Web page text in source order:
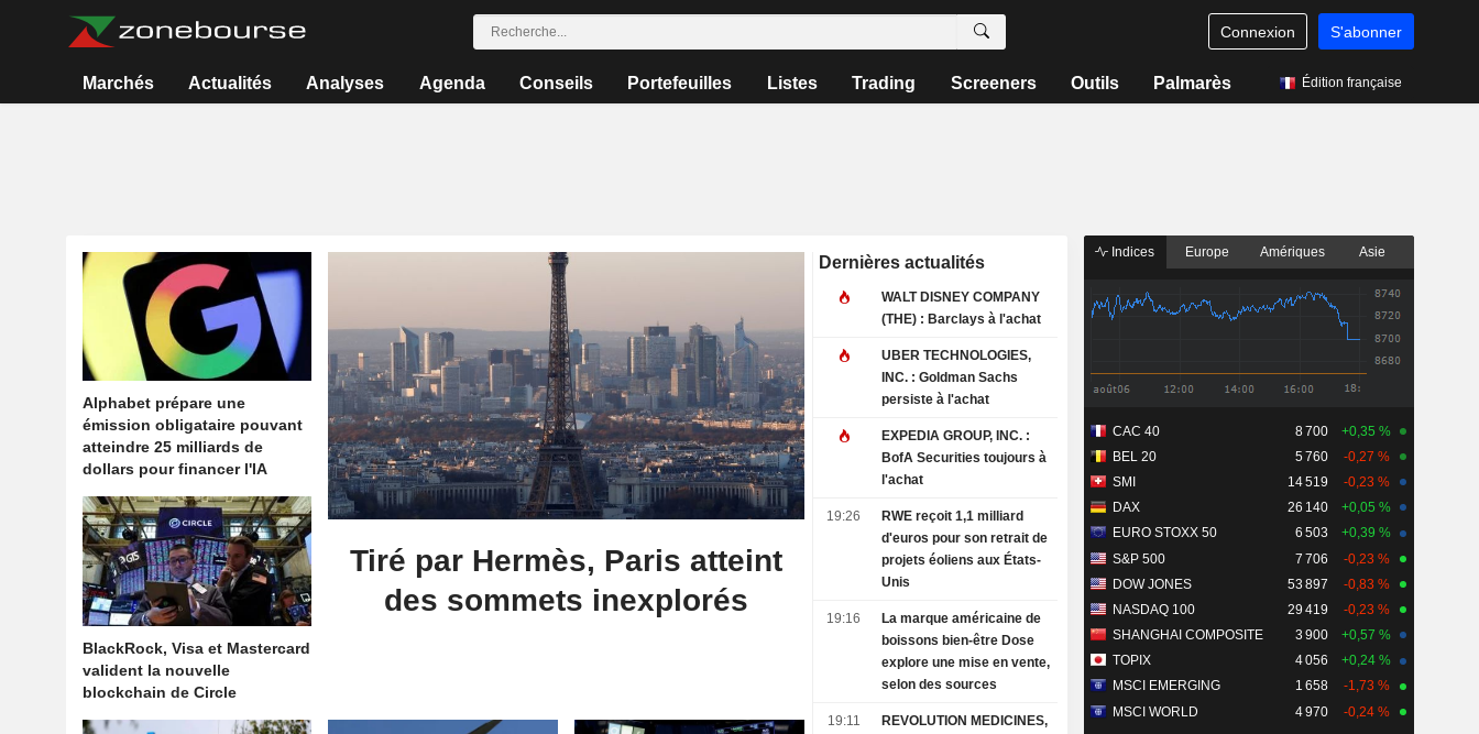
Connexion S'abonner
Marchés Actualités Analyses Agenda Conseils Portefeuilles Listes Trading Screeners Outils Palmarès Édition française
Alphabet prépare une
émission obligataire pouvant
atteindre 25 milliards de
dollars pour financer l'IA
BlackRock, Visa et Mastercard
valident la nouvelle
blockchain de Circle
Tiré par Hermès, Paris atteint
des sommets inexplorés
Dernières actualités
WALT DISNEY COMPANY
(THE) : Barclays à l'achat
UBER TECHNOLOGIES,
INC. : Goldman Sachs
persiste à l'achat
EXPEDIA GROUP, INC. :
BofA Securities toujours à
l'achat
19:26
RWE reçoit 1,1 milliard
d'euros pour son retrait de
projets éoliens aux États-
Unis
19:16
La marque américaine de
boissons bien-être Dose
explore une mise en vente,
selon des sources
19:11
REVOLUTION MEDICINES,
Indices Europe Amériques Asie
CAC 40 8 700
+0,35 %
BEL 20
5 760
-0,27 %
SMI
14 519
-0,23 %
DAX
26 140
+0,05 %
EURO STOXX 50
6 503
+0,39 %
S&P 500
7 706
-0,23 %
DOW JONES
53 897
-0,83 %
NASDAQ 100
29 419
-0,23 %
SHANGHAI COMPOSITE
3 900
+0,57 %
TOPIX
4 056
+0,24 %
MSCI EMERGING
1 658
-1,73 %
MSCI WORLD
4 970 -0,24 %